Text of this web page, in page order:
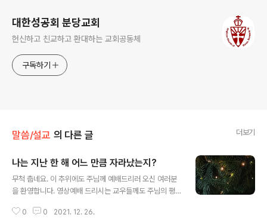
대한성공회 분당교회
헌신하고 친교하고 환대하는 교회공동체
구독하기
말씀/설교 의 다른 글 더보기
나는 지난 한 해 어느 만큼 자라났는지?
무척 춥네요. 이 추위에도 주님께 예배드리러 오신 여러분
을 환영합니다. 영상예배 드리시는 교우들께도 주님의 평
이 오시고 활기차서 좋았습니다. 다시 한 번 어제 세례를 받
0 0 2021. 12. 26.